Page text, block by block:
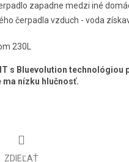
zapadne medzi iné
čerpadla vzduch - voda
230L
s Bluevolution technológiou
ma nízku hlučnosť.
ZDIEĽAŤ